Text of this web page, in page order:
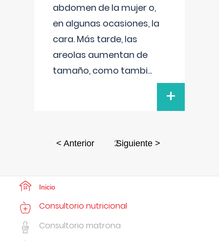
abdomen de la mujer o,
en algunas ocasiones, la
cara. Más tarde, las
areolas aumentan de
tamaño, como tambi...
+
< Anterior 2Siguiente >
Inicio
Consultorio nutricional
Consultorio matrona